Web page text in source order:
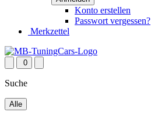
Konto erstellen
Passwort vergessen?
Merkzettel
0
Suche
Alle